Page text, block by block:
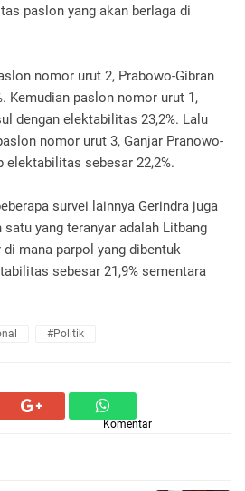
paslon yang akan berlaga di
nomor urut 2, Prabowo-Gibran
Kemudian paslon nomor urut 1,
dengan elektabilitas 23,2%. Lalu
nomor urut 3, Ganjar Pranowo-
elektabilitas sebesar 22,2%.
survei lainnya Gerindra juga
satu yang teranyar adalah Litbang
di mana parpol yang dibentuk
sebesar 21,9% sementara
#Politik
Komentar